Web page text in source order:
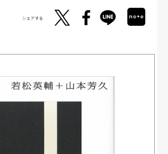
シェアする